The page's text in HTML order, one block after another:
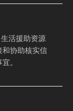
活援助资源
和协助核实信
。